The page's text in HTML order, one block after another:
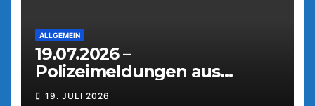
ALLGEMEIN
19.07.2026 –
Polizeimeldungen aus
Weiden
19. JULI 2026